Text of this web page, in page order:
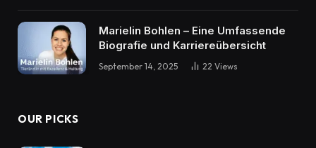
Marielin Bohlen – Eine Umfassende
Biografie und Karriereübersicht
September 14, 2025 22 Views
OUR PICKS